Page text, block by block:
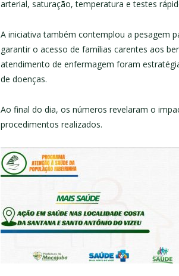
arterial, saturação, temperatura e testes
A iniciativa também contemplou a pesagem
garantir o acesso de famílias carentes aos
atendimento de enfermagem foram
de doenças.
Ao final do dia, os números revelaram o
procedimentos realizados.